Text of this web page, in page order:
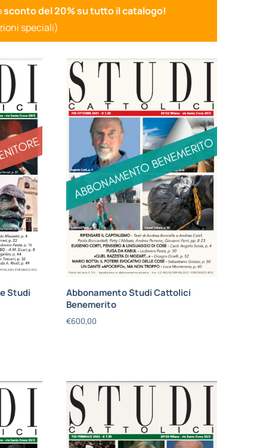
sconto del 20% su tutto il catalogo!
speciali)
Studi
Abbonamento Studi Cattolici
Benemerito
€600,00